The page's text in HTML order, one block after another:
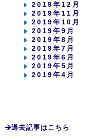
2019年12月
2019年11月
2019年10月
2019年9月
2019年8月
2019年7月
2019年6月
2019年5月
2019年4月
過去記事はこちら